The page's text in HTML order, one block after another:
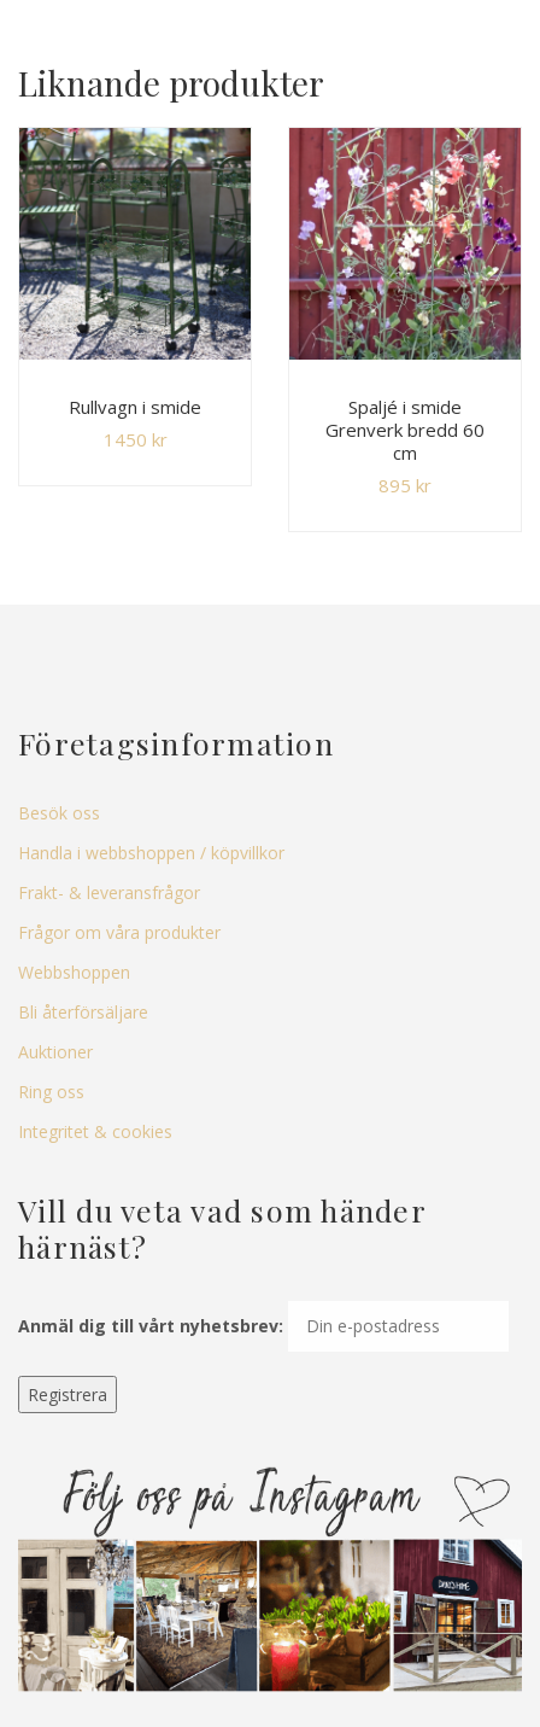
Liknande produkter
Rullvagn i smide
1450 kr
Spaljé i smide
Grenverk bredd 60
cm
895 kr
Företagsinformation
Besök oss
Handla i webbshoppen / köpvillkor
Frakt- & leveransfrågor
Frågor om våra produkter
Webbshoppen
Bli återförsäljare
Auktioner
Ring oss
Integritet & cookies
Vill du veta vad som händer
härnäst?
Anmäl dig till vårt nyhetsbrev: